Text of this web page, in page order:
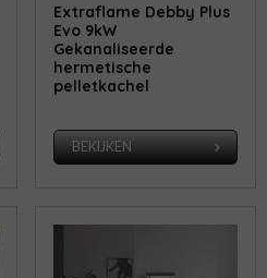
Extraflame Debby Plus
Evo 9kW
Gekanaliseerde
hermetische
pelletkachel
BEKIJKEN